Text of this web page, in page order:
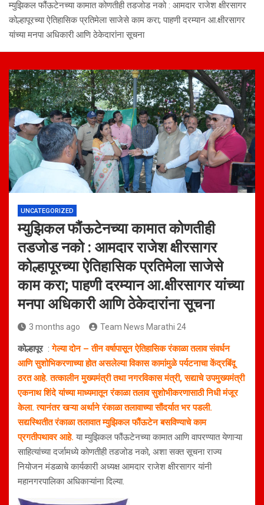
म्युझिकल फौंऊटेनच्या कामात कोणतीही तडजोड नको : आमदार राजेश क्षीरसागर
कोल्हापूरच्या ऐतिहासिक प्रतिमेला साजेसे काम करा; पाहणी दरम्यान आ.क्षीरसागर
यांच्या मनपा अधिकारी आणि ठेकेदारांना सूचना
UNCATEGORIZED
म्युझिकल फौंऊटेनच्या कामात कोणतीही
तडजोड नको : आमदार राजेश क्षीरसागर
कोल्हापूरच्या ऐतिहासिक प्रतिमेला साजेसे
काम करा; पाहणी दरम्यान आ.क्षीरसागर यांच्या
मनपा अधिकारी आणि ठेकेदारांना सूचना
3 months ago Team News Marathi 24
कोल्हापूर:गेल्या दोन – तीन वर्षापासून ऐतिहासिक रंकाळा तलाव संवर्धन
आणि सुशोभिकरणाच्या होत असलेल्या विकास कामांमुळे पर्यटनाचा केंद्रबिंदू
ठरत आहे. तत्कालीन मुख्यमंत्री तथा नगरविकास मंत्री, सद्याचे उपमुख्यमंत्री
एकनाथ शिंदे यांच्या माध्यमातून रंकाळा तलाव सुशोभीकरणासाठी निधी मंजूर
केला. त्यानंतर खऱ्या अर्थाने रंकाळा तलावाच्या सौंदर्यात भर पडली.
सद्यस्थितीत रंकाळा तलावात म्युझिकल फौंऊटेन बसविण्याचे काम
प्रगतीपथावर आहे. या म्युझिकल फौंऊटेनच्या कामात आणि वापरण्यात येणाऱ्या
साहित्यांच्या दर्जामध्ये कोणतीही तडजोड नको, अशा सक्त सूचना राज्य
नियोजन मंडळाचे कार्यकारी अध्यक्ष आमदार राजेश क्षीरसागर यांनी
महानगरपालिका अधिकाऱ्यांना दिल्या.